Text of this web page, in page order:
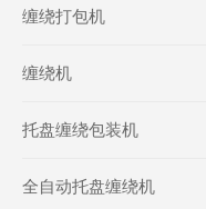
缠绕打包机
缠绕机
托盘缠绕包装机
全自动托盘缠绕机